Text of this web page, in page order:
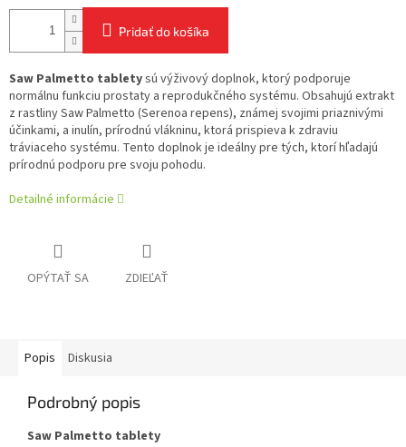
Pridať do košíka
Saw Palmetto tabletysú výživový doplnok, ktorý podporuje
normálnu funkciu prostaty a reprodukčného systému. Obsahujú extrakt
z rastliny Saw Palmetto (Serenoa repens), známej svojimi priaznivými
účinkami, a inulín, prírodnú vlákninu, ktorá prispieva k zdraviu
tráviaceho systému. Tento doplnok je ideálny pre tých, ktorí hľadajú
prírodnú podporu pre svoju pohodu.
Detailné informácie
OPÝTAŤ SA ZDIEĽAŤ
Popis Diskusia
Podrobný popis
Saw Palmetto tablety